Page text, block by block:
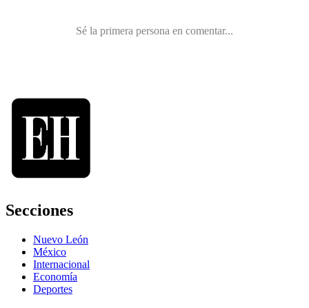
Secciones
Nuevo León
México
Internacional
Economía
Deportes